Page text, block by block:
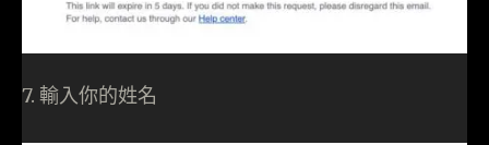
7. 輸入你的姓名